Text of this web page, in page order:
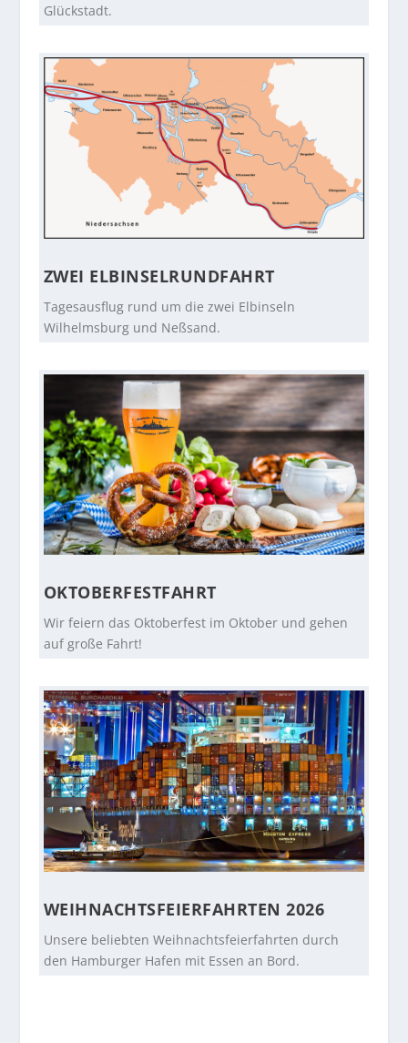
Glückstadt.
ZWEI ELBINSELRUNDFAHRT
Tagesausflug rund um die zwei Elbinseln
Wilhelmsburg und Neßsand.
OKTOBERFESTFAHRT
Wir feiern das Oktoberfest im Oktober und gehen
auf große Fahrt!
WEIHNACHTSFEIERFAHRTEN 2026
Unsere beliebten Weihnachtsfeierfahrten durch
den Hamburger Hafen mit Essen an Bord.